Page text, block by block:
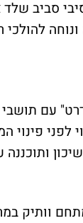
סביב
עם תושבי
לפני
ותוכננה
וותיק